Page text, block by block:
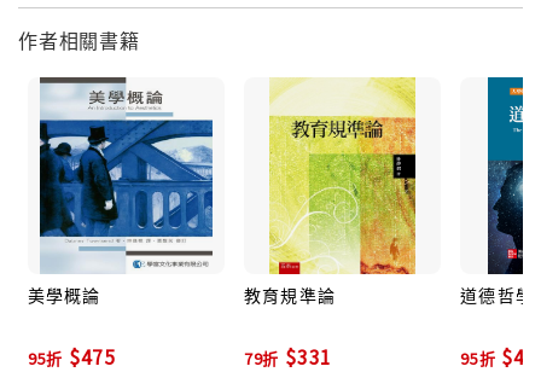
作者相關書籍
美學概論
95折 $475
教育規準論
79折 $331
道德哲學
95折